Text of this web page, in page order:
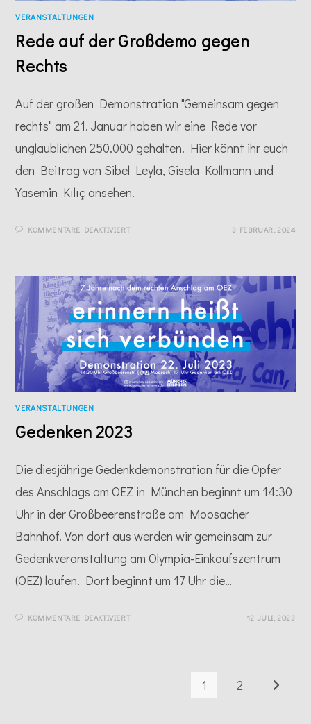
VERANSTALTUNGEN
Rede auf der Großdemo gegen
Rechts
Auf der großen Demonstration "Gemeinsam gegen
rechts" am 21. Januar haben wir eine Rede vor
unglaublichen 250.000 gehalten. Hier könnt ihr euch
den Beitrag von Sibel Leyla, Gisela Kollmann und
Yasemin Kılıç ansehen.
KOMMENTARE DEAKTIVIERTFÜR
EGEN R
ECHTS
3 FEBRUAR, 2024
VERANSTALTUNGEN
Gedenken 2023
Die diesjährige Gedenkdemonstration für die Opfer
des Anschlags am OEZ in München beginnt um 14:30
Uhr in der Großbeerenstraße am Moosacher
Bahnhof. Von dort aus werden wir gemeinsam zur
Gedenkveranstaltung am Olympia-Einkaufszentrum
(OEZ) laufen. Dort beginnt um 17 Uhr die…
KOMMENTARE DEAKTIVIERTFÜR 12 JULI, 2023
1 2 Zur